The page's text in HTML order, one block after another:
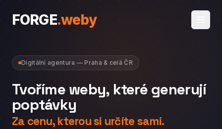
FORGE.weby
Digitální agentura — Praha & celá ČR
Tvoříme weby, které generují
poptávky
Za cenu, kterou si určíte sami.